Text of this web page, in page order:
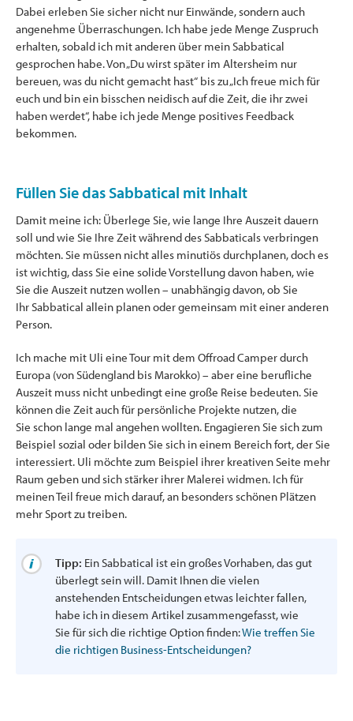
Dabei erleben Sie sicher nicht nur Einwände, sondern auch
angenehme Überraschungen. Ich habe jede Menge Zuspruch
erhalten, sobald ich mit anderen über mein Sabbatical
gesprochen habe. Von „Du wirst später im Altersheim nur
bereuen, was du nicht gemacht hast“ bis zu „Ich freue mich für
euch und bin ein bisschen neidisch auf die Zeit, die ihr zwei
haben werdet“, habe ich jede Menge positives Feedback
bekommen.
Füllen Sie das Sabbatical mit Inhalt
Damit meine ich: Überlege Sie, wie lange Ihre Auszeit dauern
soll und wie Sie Ihre Zeit während des Sabbaticals verbringen
möchten. Sie müssen nicht alles minutiös durchplanen, doch es
ist wichtig, dass Sie eine solide Vorstellung davon haben, wie
Sie die Auszeit nutzen wollen – unabhängig davon, ob Sie
Ihr Sabbatical allein planen oder gemeinsam mit einer anderen
Person.
Ich mache mit Uli eine Tour mit dem Offroad Camper durch
Europa (von Südengland bis Marokko) – aber eine berufliche
Auszeit muss nicht unbedingt eine große Reise bedeuten. Sie
können die Zeit auch für persönliche Projekte nutzen, die
Sie schon lange mal angehen wollten. Engagieren Sie sich zum
Beispiel sozial oder bilden Sie sich in einem Bereich fort, der Sie
interessiert. Uli möchte zum Beispiel ihrer kreativen Seite mehr
Raum geben und sich stärker ihrer Malerei widmen. Ich für
meinen Teil freue mich darauf, an besonders schönen Plätzen
mehr Sport zu treiben.
Tipp: Ein Sabbatical ist ein großes Vorhaben, das gut
überlegt sein will. Damit Ihnen die vielen
anstehenden Entscheidungen etwas leichter fallen,
habe ich in diesem Artikel zusammengefasst, wie
Sie für sich die richtige Option finden:Wie treffen Sie
die richtigen Business-Entscheidungen?